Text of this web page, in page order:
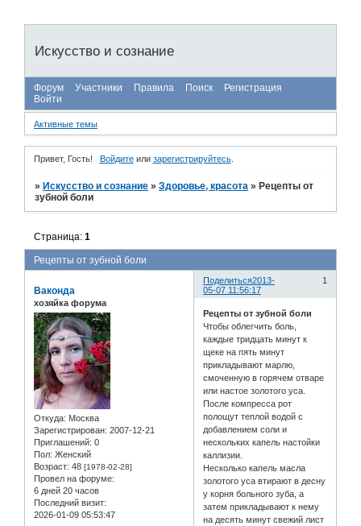
Искусство и сознание
Форум Участники Правила Поиск
Регистрация
Войти
Активные темы
Привет, Гость! Войдитеили зарегистрируйтесь.
» Искусство и сознание »Здоровье, красота » Рецепты от
зубной боли
Рецепты от зубной боли
Страница:1
Поделиться 1
2013-
05-07 11:56:17
Ваконда
хозяйка форума
Откуда: Москва
Зарегистрирован: 2007-12-21
Приглашений: 0
Пол: Женский
Возраст: 48 [1978-02-28]
Провел на форуме:
6 дней 20 часов
Последний визит:
2026-01-09 05:53:47
Рецепты от зубной боли
Чтобы облегчить боль,
каждые тридцать минут к
щеке на пять минут
прикладывают марлю,
смоченную в горячем отваре
или настое золотого уса.
После компресса рот
полощут теплой водой с
добавлением соли и
нескольких капель настойки
каллизии.
Несколько капель масла
золотого уса втирают в десну
у корня больного зуба, а
затем прикладывают к нему
на десять минут свежий лист